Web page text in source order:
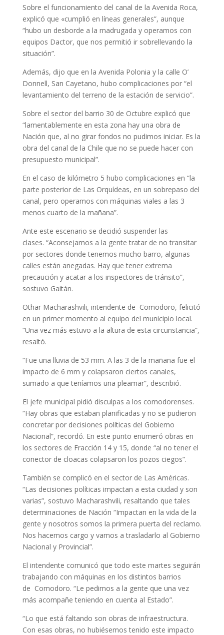
Sobre el funcionamiento del canal de la Avenida Roca,
explicó que «cumplió en líneas generales”, aunque
“hubo un desborde a la madrugada y operamos con
equipos Dactor, que nos permitió ir sobrellevando la
situación”.
Además, dijo que en la Avenida Polonia y la calle O’
Donnell, San Cayetano, hubo complicaciones por “el
levantamiento del terreno de la estación de servicio”.
Sobre el sector del barrio 30 de Octubre explicó que
“lamentablemente en esta zona hay una obra de
Nación que, al no girar fondos no pudimos iniciar. Es la
obra del canal de la Chile que no se puede hacer con
presupuesto municipal”.
En el caso de kilómetro 5 hubo complicaciones en “la
parte posterior de Las Orquídeas, en un sobrepaso del
canal, pero operamos con máquinas viales a las 3
menos cuarto de la mañana”.
Ante este escenario se decidió suspender las
clases. “Aconsejamos a la gente tratar de no transitar
por sectores donde tenemos mucho barro, algunas
calles están anegadas. Hay que tener extrema
precaución y acatar a los inspectores de tránsito”,
sostuvo Gaitán.
Othar Macharashvili, intendente de Comodoro, felicitó
en un primer momento al equipo del municipio local.
“Una vez más estuvo a la altura de esta circunstancia”,
resaltó.
“Fue una lluvia de 53 mm. A las 3 de la mañana fue el
impacto de 6 mm y colapsaron ciertos canales,
sumado a que teníamos una pleamar”, describió.
El jefe municipal pidió disculpas a los comodorenses.
“Hay obras que estaban planificadas y no se pudieron
concretar por decisiones políticas del Gobierno
Nacional”, recordó. En este punto enumeró obras en
los sectores de Fracción 14 y 15, donde “al no tener el
conector de cloacas colapsaron los pozos ciegos”.
También se complicó en el sector de Las Américas.
“Las decisiones políticas impactan a esta ciudad y son
varias”, sostuvo Macharashvili, resaltando que tales
determinaciones de Nación “Impactan en la vida de la
gente y nosotros somos la primera puerta del reclamo.
Nos hacemos cargo y vamos a trasladarlo al Gobierno
Nacional y Provincial”.
El intendente comunicó que todo este martes seguirán
trabajando con máquinas en los distintos barrios
de Comodoro. “Le pedimos a la gente que una vez
más acompañe teniendo en cuenta al Estado”.
“Lo que está faltando son obras de infraestructura.
Con esas obras, no hubiésemos tenido este impacto